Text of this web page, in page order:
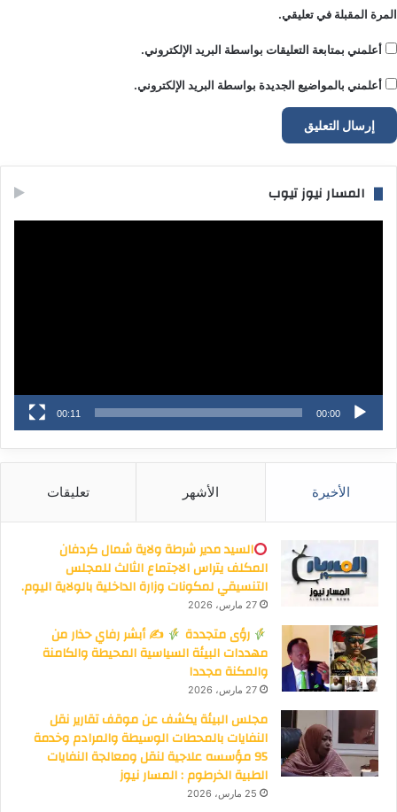
المرة المقبلة في تعليقي.
أعلمني بمتابعة التعليقات بواسطة البريد الإلكتروني.
أعلمني بالمواضيع الجديدة بواسطة البريد الإلكتروني.
المسار نيوز تيوب
00:00
00:11
الأخيرة الأشهر تعليقات
السيد مدير شرطة ولاية شمال كردفان
المكلف يتراس الاجتماع الثالث للمجلس
التنسيقي لمكونات وزارة الداخلية بالولاية اليوم.
27 مارس، 2026
رؤى متجددة ✍أبشر رفاي حذار من
مهددات البيئة السياسية المحيطة والكامنة
والمكنة مجددا
27 مارس، 2026
مجلس البيئة يكشف عن موقف تقارير نقل
النفايات بالمحطات الوسيطة والمرادم وخدمة
95 مؤسسه علاجية لنقل ومعالجة النفايات
الطبية الخرطوم : المسار نيوز
25 مارس، 2026